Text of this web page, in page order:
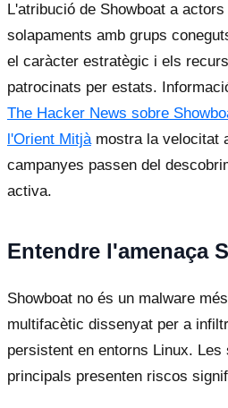
L'atribució de Showboat a
solapaments amb grups
el caràcter estratègic i els
patrocinats per estats.
The Hacker News sobre
l'Orient Mitjàmostra la velocitat
campanyes passen del
activa.
Entendre l'amenaça
Showboat no és un malware
multifacètic dissenyat per a
persistent en entorns Linux.
principals presenten riscos